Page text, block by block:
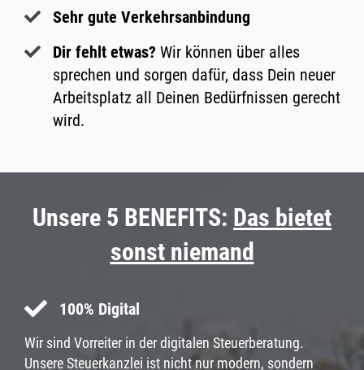
Sehr gute Verkehrsanbindung
Dir fehlt etwas? Wir können über alles
sprechen und sorgen dafür, dass Dein neuer
Arbeitsplatz all Deinen Bedürfnissen gerecht
wird.
Unsere 5 BENEFITS: Das bietet
sonst niemand
100% Digital
Wir sind Vorreiter in der digitalen Steuerberatung.
Unsere Steuerkanzlei ist nicht nur modern, sondern